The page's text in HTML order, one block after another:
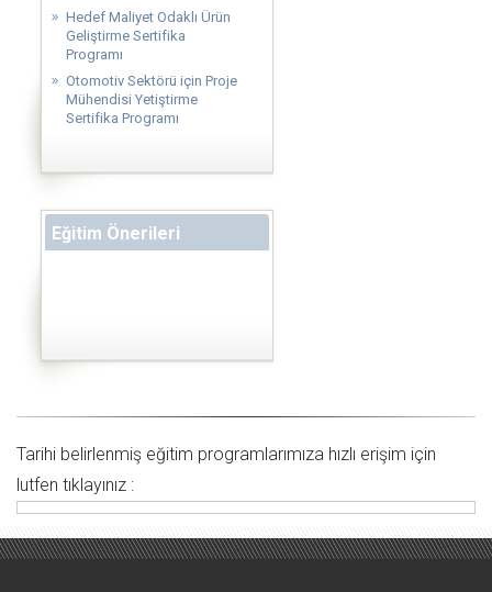
Hedef Maliyet Odaklı Ürün
Geliştirme Sertifika
Programı
Otomotiv Sektörü için Proje
Mühendisi Yetiştirme
Sertifika Programı
Eğitim Önerileri
Tarihi belirlenmiş eğitim programlarımıza hızlı erişim için
lutfen tıklayınız :